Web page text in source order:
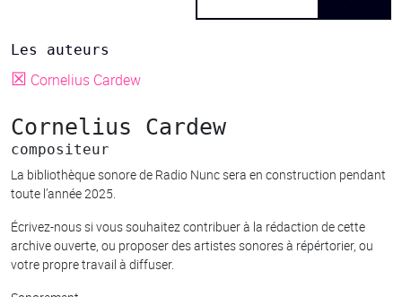
Les auteurs
☒ Cornelius Cardew
Cornelius Cardew
compositeur
La bibliothèque sonore de Radio Nunc sera en construction pendant
toute l’année 2025.
Écrivez-nous si vous souhaitez contribuer à la rédaction de cette
archive ouverte, ou proposer des artistes sonores à répértorier, ou
votre propre travail à diffuser.